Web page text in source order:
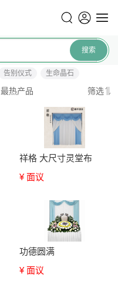
告别仪式 生命晶石
最热产品 筛选
祥格 大尺寸灵堂布
¥ 面议
功德圆满
¥ 面议